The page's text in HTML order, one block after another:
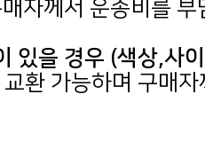
자께서 운송비를 부
있을 경우 (색상,사